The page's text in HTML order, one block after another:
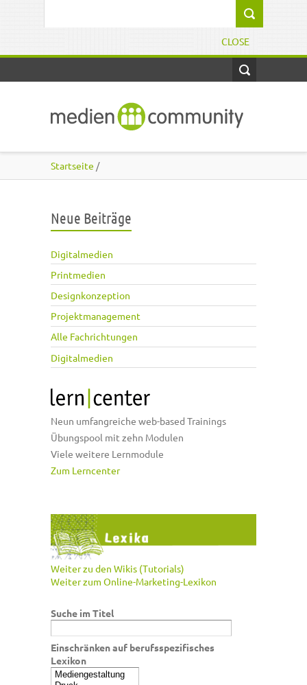
CLOSE
Startseite /
Neue Beiträge
Digitalmedien
Printmedien
Designkonzeption
Projektmanagement
Alle Fachrichtungen
Digitalmedien
Neun umfangreiche web-based Trainings
Übungspool mit zehn Modulen
Viele weitere Lernmodule
Zum Lerncenter
Weiter zu den Wikis (Tutorials)
Weiter zum Online-Marketing-Lexikon
Suche im Titel
Einschränken auf berufsspezifisches
Lexikon